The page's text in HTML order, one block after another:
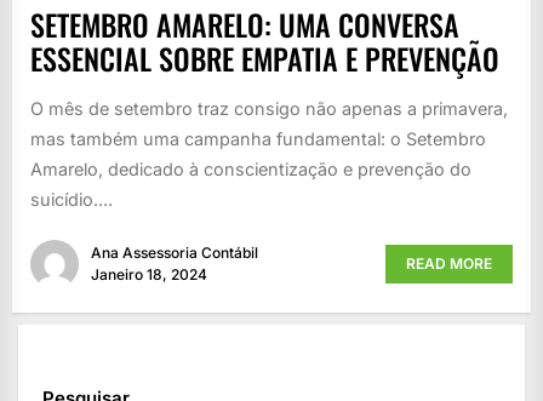
SETEMBRO AMARELO: UMA CONVERSA
ESSENCIAL SOBRE EMPATIA E PREVENÇÃO
O mês de setembro traz consigo não apenas a primavera,
mas também uma campanha fundamental: o Setembro
Amarelo, dedicado à conscientização e prevenção do
suicídio....
Ana Assessoria Contábil
Janeiro 18, 2024
READ MORE